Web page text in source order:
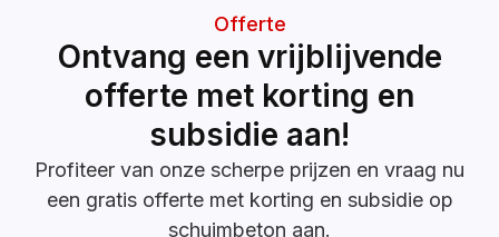
Offerte
Ontvang een vrijblijvende
offerte met korting en
subsidie aan!
Profiteer van onze scherpe prijzen en vraag nu
een gratis offerte met korting en subsidie op
schuimbeton aan.